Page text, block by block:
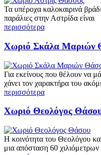
Τα υπέροχα καλοκαιρινά
παράλιες στην Αστρίδα είναι
περισσότερα
Χωριό Σκάλα Μαριών
Για εκείνους που θέλουν να
χάνει τον χαρακτήρα του
περισσότερα
Χωριό Θεολόγος
Η κοινότητα του Θεολόγου
μια απόσταση 60